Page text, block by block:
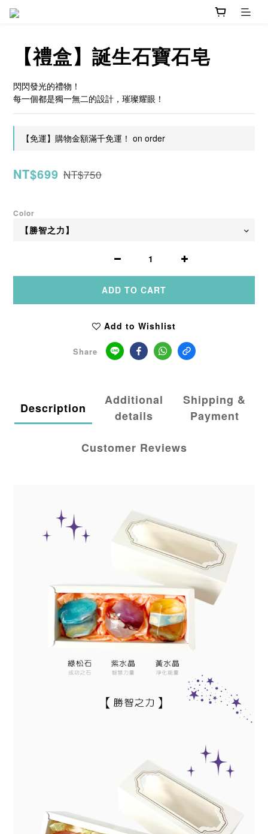
【禮盒】誕生石寶石皂
閃閃發光的禮物！
每一個都是獨一無二的設計，璀璨耀眼！
【免運】購物金額滿千免運！ on order
NT$699 NT$750
Color
ADD TO CART
Add to Wishlist
Share
Description
Additional
details
Shipping &
Payment
Customer Reviews